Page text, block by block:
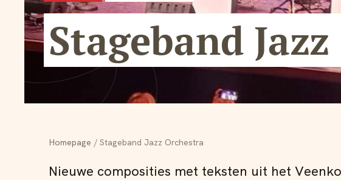
Stageband
Homepage Stageband Jazz Orchestra
Nieuwe composities met teksten uit het